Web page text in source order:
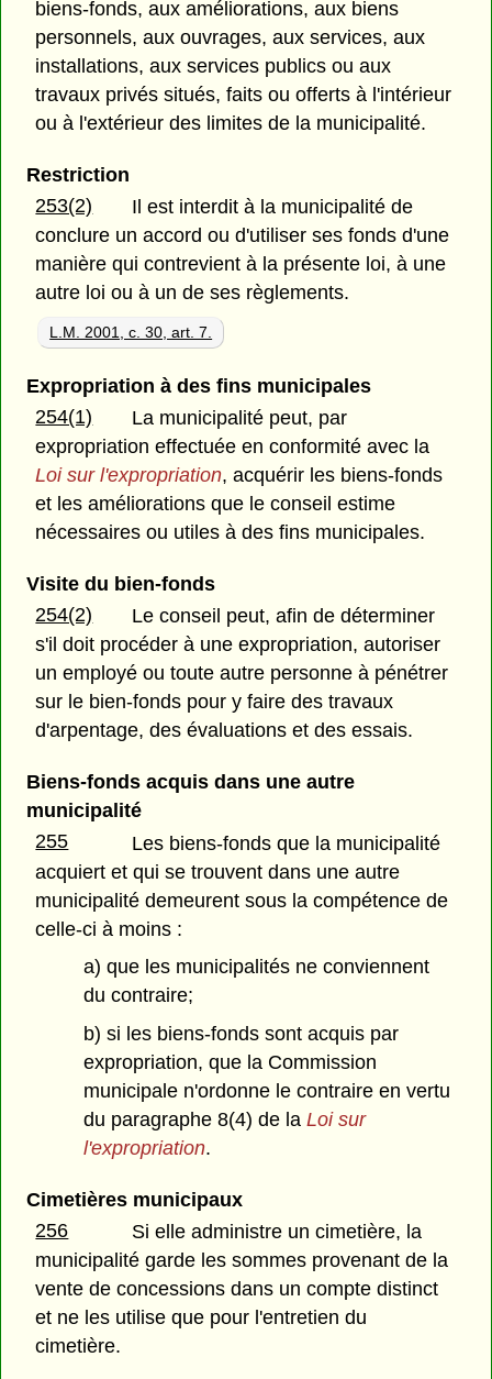
biens-fonds, aux améliorations, aux biens
personnels, aux ouvrages, aux services, aux
installations, aux services publics ou aux
travaux privés situés, faits ou offerts à l'intérieur
ou à l'extérieur des limites de la municipalité.
Restriction
253(2)
Il est interdit à la municipalité de
conclure un accord ou d'utiliser ses fonds d'une
manière qui contrevient à la présente loi, à une
autre loi ou à un de ses règlements.
L.M. 2001, c. 30, art. 7.
Expropriation à des fins municipales
254(1)
La municipalité peut, par
expropriation effectuée en conformité avec la
Loi sur l'expropriation, acquérir les biens-fonds
et les améliorations que le conseil estime
nécessaires ou utiles à des fins municipales.
Visite du bien-fonds
254(2)
Le conseil peut, afin de déterminer
s'il doit procéder à une expropriation, autoriser
un employé ou toute autre personne à pénétrer
sur le bien-fonds pour y faire des travaux
d'arpentage, des évaluations et des essais.
Biens-fonds acquis dans une autre
municipalité
255
Les biens-fonds que la municipalité
acquiert et qui se trouvent dans une autre
municipalité demeurent sous la compétence de
celle-ci à moins :
a) que les municipalités ne conviennent
du contraire;
b) si les biens-fonds sont acquis par
expropriation, que la Commission
municipale n'ordonne le contraire en vertu
du paragraphe 8(4) de laLoi sur
l'expropriation.
Cimetières municipaux
256
Si elle administre un cimetière, la
municipalité garde les sommes provenant de la
vente de concessions dans un compte distinct
et ne les utilise que pour l'entretien du
cimetière.